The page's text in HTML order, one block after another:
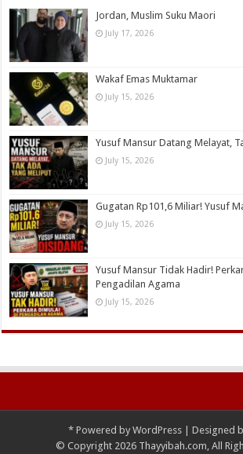
Jordan, Muslim Suku Maori
July 17, 2026
Wakaf Emas Muktamar
July 15, 2026
Yusuf Mansur Datang Melayat,
July 15, 2026
Gugatan Rp101,6 Miliar! Yusuf
July 15, 2026
Yusuf Mansur Tidak Hadir!
Pengadilan Agama
July 15, 2026
*Powered by WordPress| Designed
© Copyright 2026 Thayyibah.com, All